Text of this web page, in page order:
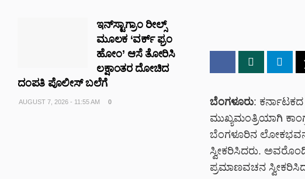
ಬೆಂಗಳೂರು:
ಮುಖ್ಯಮಂತ್ರಿಯಾಗಿ
ಬೆಂಗಳೂರಿನ
ಸ್ವೀಕರಿಸಿದರು.
ಪ್ರಮಾಣವಚನ
ಇನ್‌ಸ್ಟಾಗ್ರಾಂ ರೀಲ್ಸ್‌
ಮೂಲಕ ‘ವರ್ಕ್ ಫ್ರಂ
ಹೋಂ’ ಆಸೆ ತೋರಿಸಿ
ಲಕ್ಷಾಂತರ ದೋಚಿದ
ದಂಪತಿ ಪೊಲೀಸ್ ಬಲೆಗೆ
AUGUST 7, 2026 - 11:55 AM 0